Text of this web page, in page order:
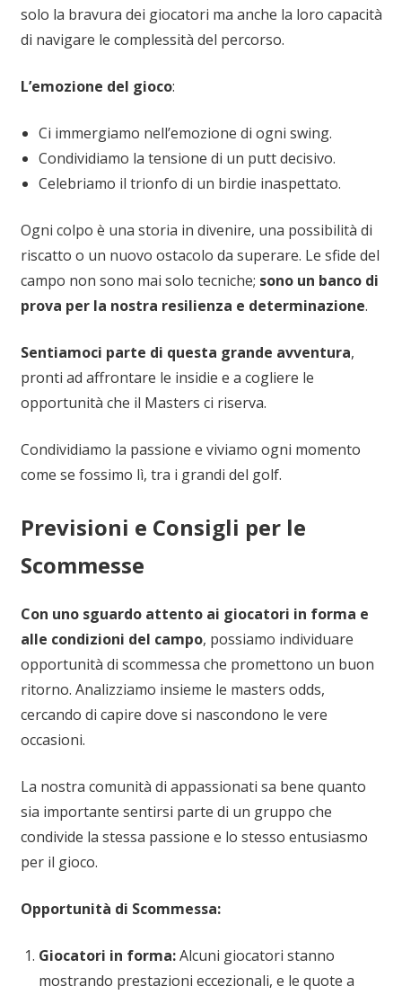
solo la bravura dei giocatori ma anche la loro capacità
di navigare le complessità del percorso.
L’emozione del gioco:
Ci immergiamo nell’emozione di ogni swing.
Condividiamo la tensione di un putt decisivo.
Celebriamo il trionfo di un birdie inaspettato.
Ogni colpo è una storia in divenire, una possibilità di
riscatto o un nuovo ostacolo da superare. Le sfide del
campo non sono mai solo tecniche; sono un banco di
prova per la nostra resilienza e determinazione.
Sentiamoci parte di questa grande avventura,
pronti ad affrontare le insidie e a cogliere le
opportunità che il Masters ci riserva.
Condividiamo la passione e viviamo ogni momento
come se fossimo lì, tra i grandi del golf.
Previsioni e Consigli per le
Scommesse
Con uno sguardo attento ai giocatori in forma e
alle condizioni del campo, possiamo individuare
opportunità di scommessa che promettono un buon
ritorno. Analizziamo insieme le masters odds,
cercando di capire dove si nascondono le vere
occasioni.
La nostra comunità di appassionati sa bene quanto
sia importante sentirsi parte di un gruppo che
condivide la stessa passione e lo stesso entusiasmo
per il gioco.
Opportunità di Scommessa:
Giocatori in forma:Alcuni giocatori stanno
mostrando prestazioni eccezionali, e le quote a